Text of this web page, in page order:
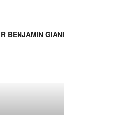
BENJAMIN GIANI